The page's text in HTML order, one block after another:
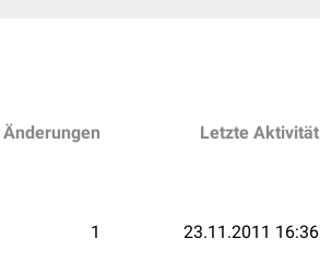
Änderungen Letzte Aktivität
1 23.11.2011 16:36